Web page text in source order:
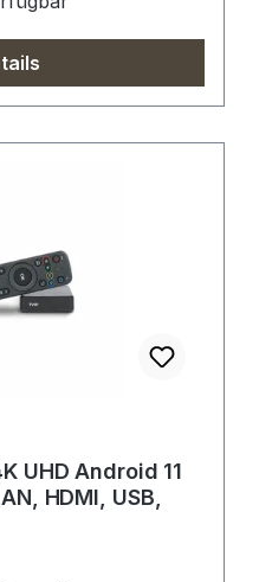
UHD Android 11
HDMI, USB,